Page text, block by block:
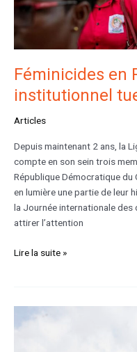
Féminicides en
institutionnel
Articles
Depuis maintenant 2 ans, la
compte en son sein trois
République Démocratique
en lumière une partie de leur
la Journée internationale
attirer l’attention
Lire la suite »
contre